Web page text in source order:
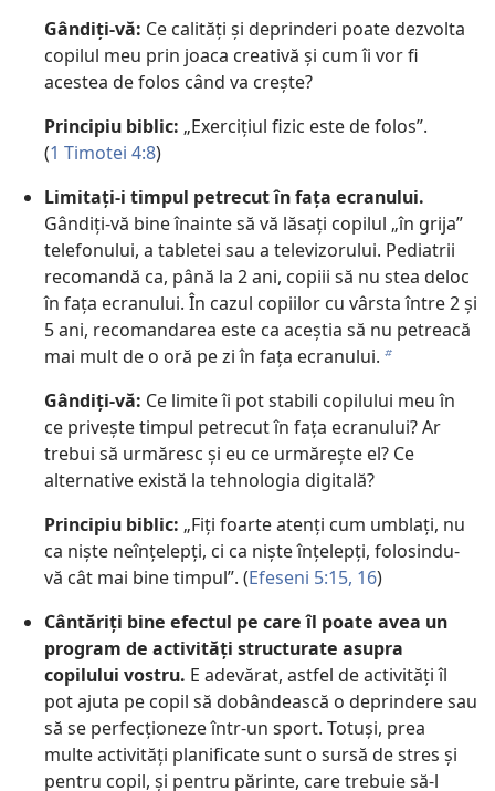
Gândiți-vă: Ce calități și deprinderi poate dezvolta
copilul meu prin joaca creativă și cum îi vor fi
acestea de folos când va crește?
Principiu biblic: „Exercițiul fizic este de folos”.
(1 Timotei 4:8)
Limitați-i timpul petrecut în fața ecranului.
Gândiți-vă bine înainte să vă lăsați copilul „în grija”
telefonului, a tabletei sau a televizorului. Pediatrii
recomandă ca, până la 2 ani, copiii să nu stea deloc
în fața ecranului. În cazul copiilor cu vârsta între 2 și
5 ani, recomandarea este ca aceștia să nu petreacă
mai mult de o oră pe zi în fața ecranului. b
Gândiți-vă: Ce limite îi pot stabili copilului meu în
ce privește timpul petrecut în fața ecranului? Ar
trebui să urmăresc și eu ce urmărește el? Ce
alternative există la tehnologia digitală?
Principiu biblic: „Fiți foarte atenți cum umblați, nu
ca niște neînțelepți, ci ca niște înțelepți, folosindu-
vă cât mai bine timpul”. (Efeseni 5:15, 16)
Cântăriți bine efectul pe care îl poate avea un
program de activități structurate asupra
copilului vostru. E adevărat, astfel de activități îl
pot ajuta pe copil să dobândească o deprindere sau
să se perfecționeze într-un sport. Totuși, prea
multe activități planificate sunt o sursă de stres și
pentru copil, și pentru părinte, care trebuie să-l